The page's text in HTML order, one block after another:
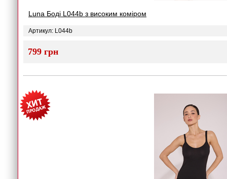
Luna Боді L044b з високим коміром
Артикул: L044b
799 грн